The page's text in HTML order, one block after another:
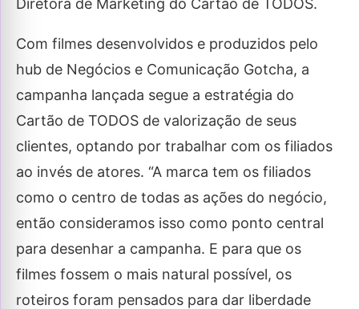
Diretora de Marketing do Cartão de TODOS.
Com filmes desenvolvidos e produzidos pelo
hub de Negócios e Comunicação Gotcha, a
campanha lançada segue a estratégia do
Cartão de TODOS de valorização de seus
clientes, optando por trabalhar com os filiados
ao invés de atores. “A marca tem os filiados
como o centro de todas as ações do negócio,
então consideramos isso como ponto central
para desenhar a campanha. E para que os
filmes fossem o mais natural possível, os
roteiros foram pensados para dar liberdade